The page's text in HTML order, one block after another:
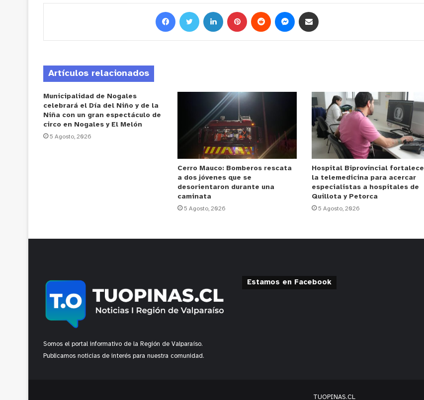
Artículos relacionados
Municipalidad de Nogales
celebrará el Día del Niño y de la
Niña con un gran espectáculo de
circo en Nogales y El Melón
5 Agosto, 2026
Cerro Mauco: Bomberos rescata
a dos jóvenes que se
desorientaron durante una
caminata
5 Agosto, 2026
Hospital Biprovincial fortalece
la telemedicina para acercar
especialistas a hospitales de
Quillota y Petorca
5 Agosto, 2026
Somos el portal informativo de la Región de Valparaíso.
Publicamos noticias de interés para nuestra comunidad.
Estamos en Facebook
TUOPINAS.CL